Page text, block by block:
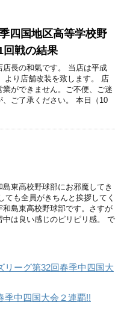
四国地区高等学校野
回戦の結果
店長の和氣です。 当店は平成
より店舗改装を致します。 店
ができません。ご不便、ご迷
、ご了承ください。 本日（10
東高校野球部にお邪魔してき
ても全員がきちんと挨拶してく
和島東高校野球部です。さすが
中は良い感じのピリピリ感。 で
リーグ第32回春季中四国大
季中四国大会２連覇!!